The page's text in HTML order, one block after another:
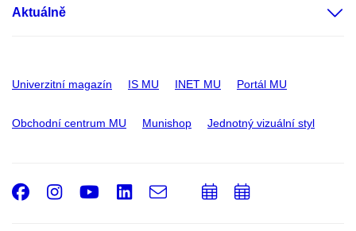
Aktuálně
Univerzitní magazín IS MU INET MU Portál MU
Obchodní centrum MU Munishop Jednotný vizuální styl
Facebook
Instagram
Youtube
LinkedIn
e-
PřidatPřidat